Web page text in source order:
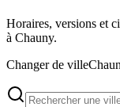
Horaires, versions et
à Chauny.
Changer de ville